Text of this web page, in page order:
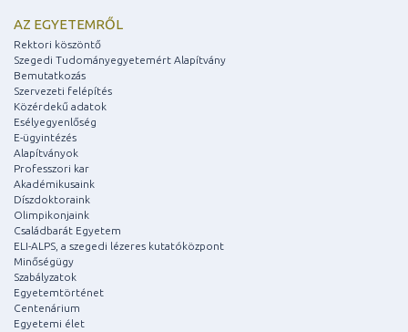
AZ EGYETEMRŐL
Rektori köszöntő
Szegedi Tudományegyetemért Alapítvány
Bemutatkozás
Szervezeti felépítés
Közérdekű adatok
Esélyegyenlőség
E-ügyintézés
Alapítványok
Professzori kar
Akadémikusaink
Díszdoktoraink
Olimpikonjaink
Családbarát Egyetem
ELI-ALPS, a szegedi lézeres kutatóközpont
Minőségügy
Szabályzatok
Egyetemtörténet
Centenárium
Egyetemi élet